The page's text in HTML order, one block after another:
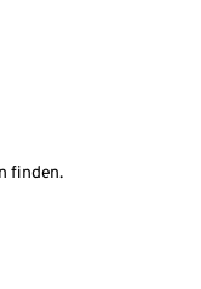
finden.